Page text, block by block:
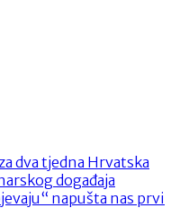
dva tjedna Hrvatska
događaja
napušta nas prvi